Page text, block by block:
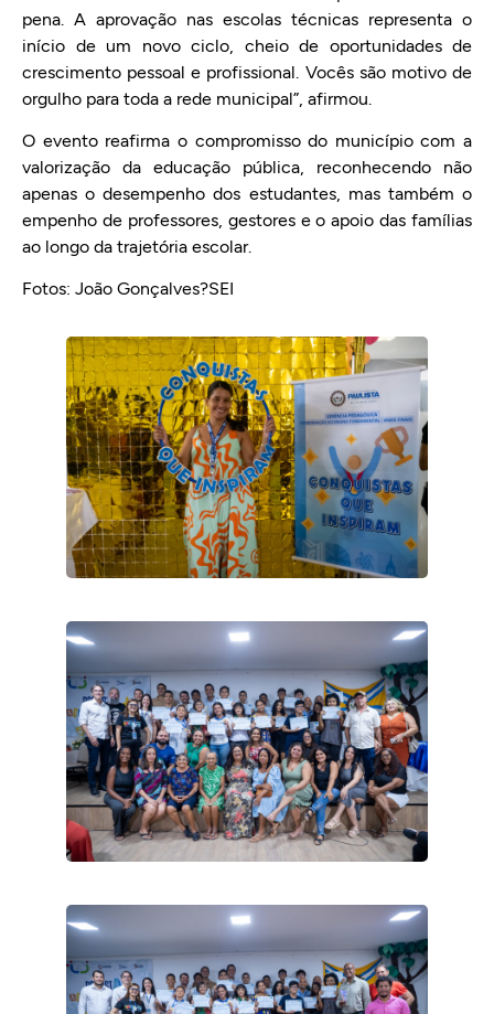
pena. A aprovação nas escolas técnicas representa o
início de um novo ciclo, cheio de oportunidades de
crescimento pessoal e profissional. Vocês são motivo de
orgulho para toda a rede municipal”, afirmou.
O evento reafirma o compromisso do município com a
valorização da educação pública, reconhecendo não
apenas o desempenho dos estudantes, mas também o
empenho de professores, gestores e o apoio das famílias
ao longo da trajetória escolar.
Fotos: João Gonçalves?SEI